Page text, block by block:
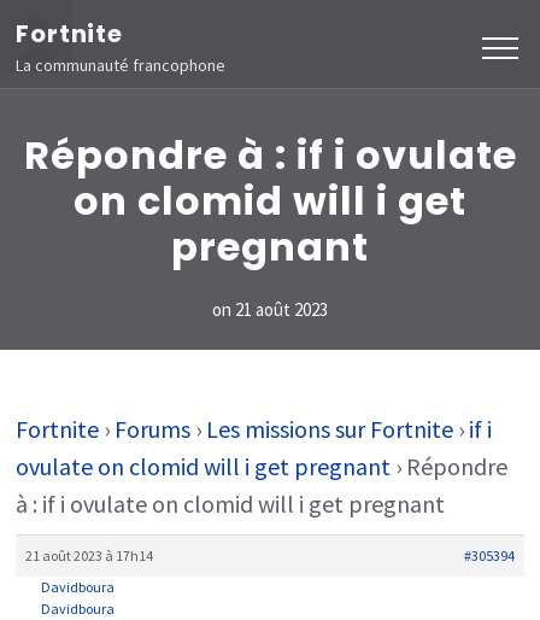
Aller
au
contenu
(Pressez
Entrée)
Fortnite
La communauté francophone
Répondre à : if i ovulate
on clomid will i get
pregnant
on 21 août 2023
Fortnite › Forums › Les missions sur Fortnite › if i
ovulate on clomid will i get pregnant › Répondre
à : if i ovulate on clomid will i get pregnant
21 août 2023 à 17h14
#305394
Davidboura
Davidboura